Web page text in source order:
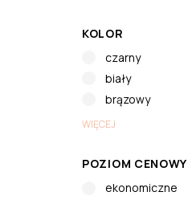
KOLOR
czarny
biały
brązowy
WIĘCEJ
POZIOM CENOWY
ekonomiczne